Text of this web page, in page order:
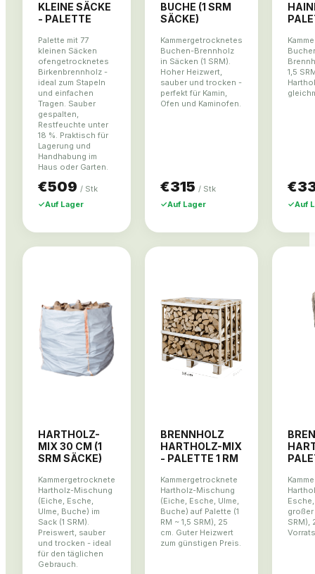
KLEINE SÄCKE
- PALETTE
Palette mit 77
kleinen Säcken
ofengetrocknetes
Birkenbrennholz -
ideal zum Stapeln
und einfachen
Tragen. Sauber
gespalten,
Restfeuchte unter
18 %. Praktisch für
Lagerung und
Handhabung im
Haus oder Garten.
€509 / Stk
✓Auf Lager
BUCHE (1 SRM
SÄCKE)
Kammergetrocknetes
Buchen-Brennholz
in Säcken (1 SRM).
Hoher Heizwert,
sauber und trocken -
perfekt für Kamin,
Ofen und Kaminofen.
€315 / Stk
✓Auf Lager
1,5
✓Auf
HARTHOLZ-
MIX 30 CM (1
SRM SÄCKE)
Kammergetrocknete
Hartholz-Mischung
(Eiche, Esche,
Ulme, Buche) im
Sack (1 SRM).
Preiswert, sauber
und trocken - ideal
für den täglichen
Gebrauch.
BRENNHOLZ
HARTHOLZ-MIX
- PALETTE 1 RM
Kammergetrocknete
Hartholz-Mischung
(Eiche, Esche, Ulme,
Buche) auf Palette (1
RM ~ 1,5 SRM), 25
cm. Guter Heizwert
zum günstigen Preis.
großer
SRM),